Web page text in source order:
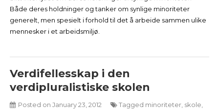
Både deres holdninger og tanker om synlige minoriteter
generelt, men spesielt i forhold til det å arbeide sammen ulike
mennesker i et arbeidsmiljø.
Verdifellesskap i den
verdipluralistiske skolen
Posted on January 23, 2012 Tagged minoriteter skole